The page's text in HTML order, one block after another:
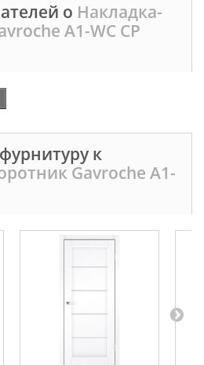
о Накладка-
А1-WC CP
к
Gavroche А1-